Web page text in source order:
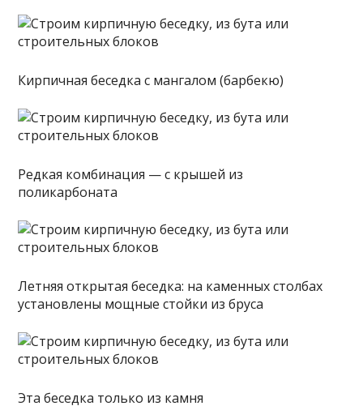
Кирпичная беседка с мангалом (барбекю)
Редкая комбинация — с крышей из
поликарбоната
Летняя открытая беседка: на каменных столбах
установлены мощные стойки из бруса
Эта беседка только из камня